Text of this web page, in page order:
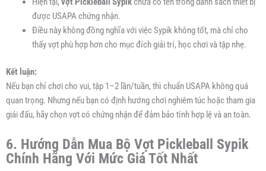
được USAPA chứng nhận.
Điều này không đồng nghĩa với việc Sypik không tốt, mà chỉ cho
thấy vợt phù hợp hơn cho mục đích giải trí, học chơi và tập nhẹ.
Kết luận:
Nếu bạn chỉ chơi cho vui, tập 1–2 lần/tuần, thì chuẩn USAPA không quá
quan trọng. Nhưng nếu bạn có định hướng chơi nghiêm túc hoặc tham gia
giải đấu, hãy chọn vợt có chứng nhận để đảm bảo tính hợp lệ và an toàn.
6. Hướng Dẫn Mua Bộ Vợt Pickleball Sypik
Chính Hãng Với Mức Giá Tốt Nhất